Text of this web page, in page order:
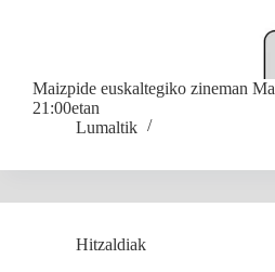
Maizpide euskaltegiko zineman
21:00etan
Lumaltik
Hitzaldiak